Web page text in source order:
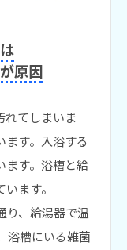
原因
れてしまいま
ます。入浴する
ます。浴槽と給
ます。
り、給湯器で温
浴槽にいる雑菌